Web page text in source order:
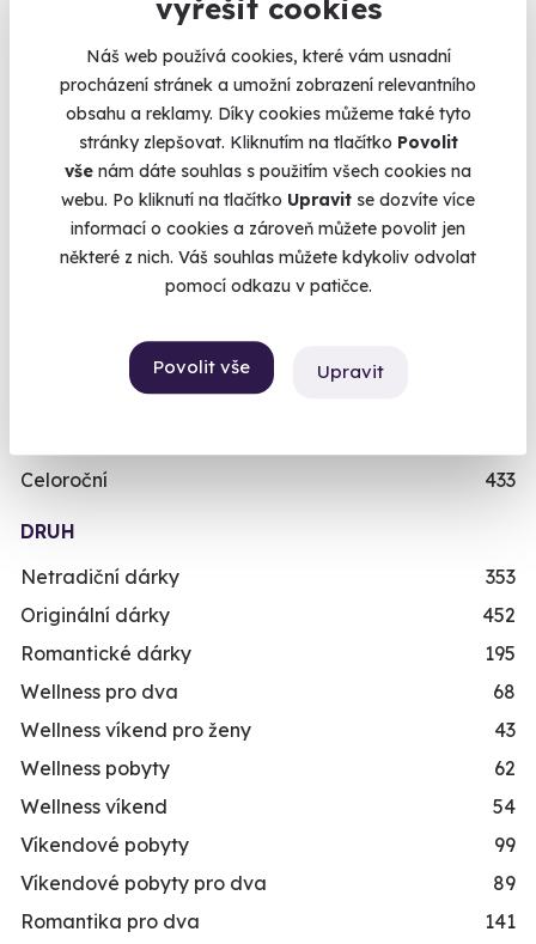
vyřešit cookies
Náš web používá cookies, které vám usnadní
procházení stránek a umožní zobrazení relevantního
obsahu a reklamy. Díky cookies můžeme také tyto
stránky zlepšovat. Kliknutím na tlačítko Povolit
vše nám dáte souhlas s použitím všech cookies na
webu. Po kliknutí na tlačítko Upravit se dozvíte více
informací o cookies a zároveň můžete povolit jen
některé z nich. Váš souhlas můžete kdykoliv odvolat
pomocí odkazu v patičce.
Povolit vše Upravit
Kalendář volných
termínů
Termíny pro zvolenou variantu:
Chcete rezervovat termín?
Objednat poukaz
rezervujte vy nebo obdarovaný později.
Již mám poukaz
Dárek k 18. narozeninám
Dárek k 40. narozeninám
Dárek k 50. narozeninám
Viděli jste v TV
Nejprodávanější dárky
Dárky na poslední chvíli
Celoroční
433
DRUH
Netradiční dárky
353
Originální dárky
452
Romantické dárky
195
Wellness pro dva
68
Wellness víkend pro ženy
43
Wellness pobyty
62
Wellness víkend
54
Víkendové pobyty
99
Víkendové pobyty pro dva
89
Romantika pro dva
141